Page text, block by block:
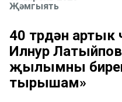
Җәмгыять
40 төрдән артык
Илнур
җылымны биреп
тырышам»